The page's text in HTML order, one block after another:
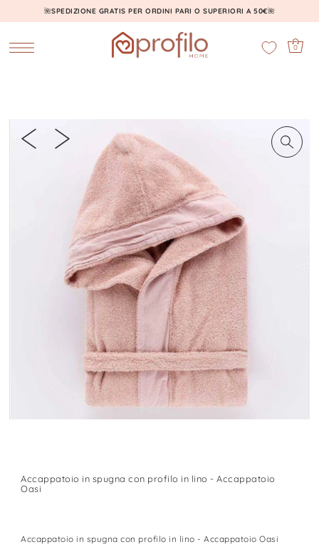
🌺SPEDIZIONE GRATIS PER ORDINI PARI O SUPERIORI A 50€🌺
0
Accappatoio in spugna con profilo in lino - Accappatoio
Oasi
Accappatoio in spugna con profilo in lino - Accappatoio Oasi